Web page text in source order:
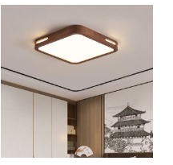
30,48 cm Cuadro